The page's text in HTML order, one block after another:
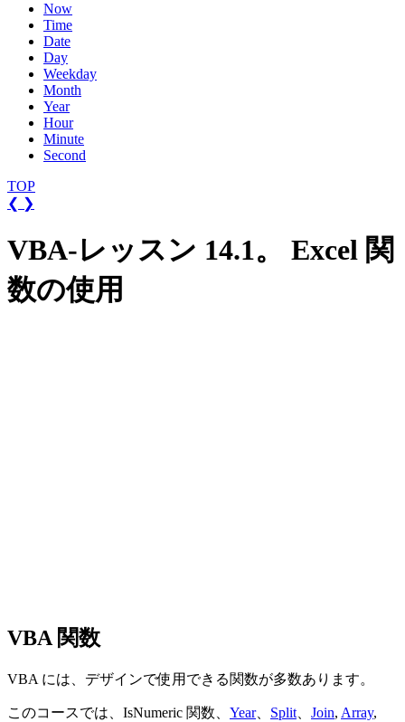
Now
Time
Date
Day
Weekday
Month
Year
Hour
Minute
Second
TOP
❮ ❯
VBA-レッスン 14.1。 Excel 関
数の使用
VBA 関数
VBA には、デザインで使用できる関数が多数あります。
このコースでは、IsNumeric 関数、 Year、 Split Join, Array,